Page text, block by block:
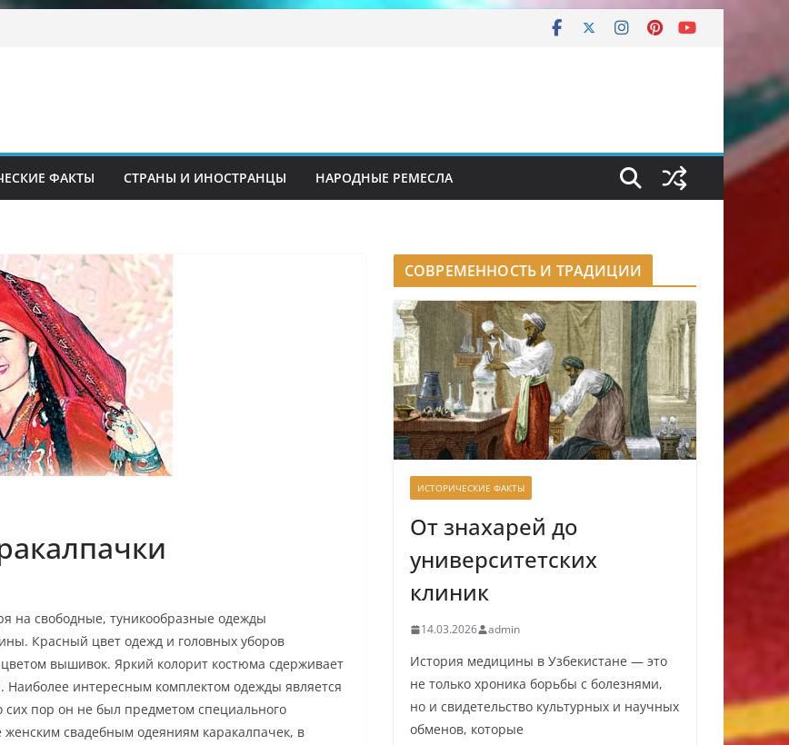
узоры: символика и
Загитовой
клиник
из ключевых перекрёстков
ФАКТЫ СТРАНЫ И ИНОСТРАНЦЫ НАРОДНЫЕ РЕМЕСЛА
на свободные, туникообразные одежды
Красный цвет одежд и головных уборов
вышивок. Яркий колорит костюма сдерживает
интересным комплектом одежды является
пор он не был предметом специального
свадебным одеяниям каракалпачек, в
СОВРЕМЕННОСТЬ И ТРАДИЦИИ
ИСТОРИЧЕСКИЕ ФАКТЫ
От знахарей до
университетских
клиник
14.03.2026 admin
История медицины в Узбекистане — это
не только хроника борьбы с болезнями,
но и свидетельство культурных и научных
обменов, которые